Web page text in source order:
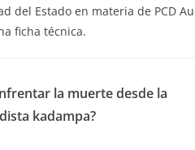
del Estado en materia de PCD
ficha técnica.
la muerte desde la
kadampa?